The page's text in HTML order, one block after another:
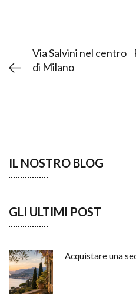
Via Salvini nel centro
di Milano
IL NOSTRO BLOG
GLI ULTIMI POST
Acquistare una